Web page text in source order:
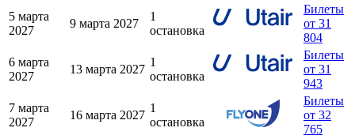
5 марта
2027
9 марта 2027
1
остановка
Билеты
от 31
804
6 марта
2027
13 марта 2027
1
остановка
Билеты
от 31
943
7 марта
2027
16 марта 2027
1
остановка
Билеты
от 32
765